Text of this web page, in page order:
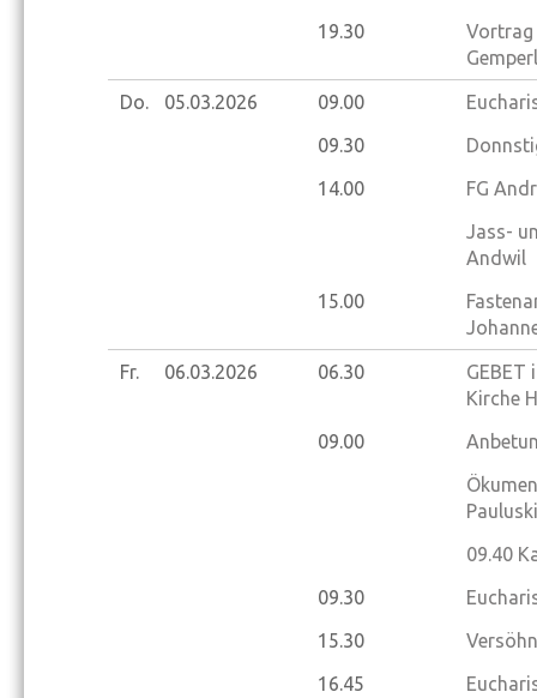
19.30
Vortrag
Do. 05.03.2026 09.00
09.30
14.00
FG
Jass-
Andwil
15.00
Fr. 06.03.2026 06.30
GEBET
Kirche
09.00
09.40
09.30
15.30
16.45